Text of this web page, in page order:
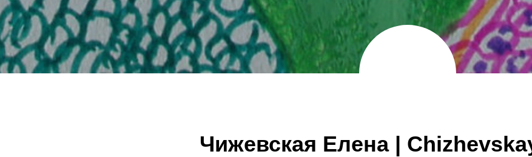
Чижевская Елена |